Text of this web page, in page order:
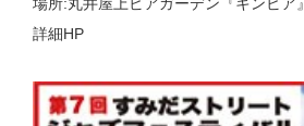
詳細HP